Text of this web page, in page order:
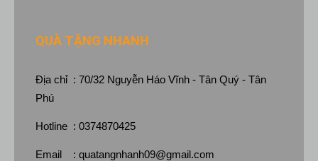
QUÀ TẶNG NHANH
Địa chỉ : 70/32 Nguyễn Háo Vĩnh - Tân Quý - Tân
Phú
Hotline : 0374870425
Email : quatangnhanh09@gmail.com